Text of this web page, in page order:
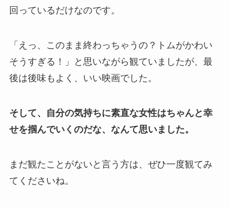
回っているだけなのです。
「えっ、このまま終わっちゃうの？トムがかわい
そうすぎる！」と思いながら観ていましたが、最
後は後味もよく、いい映画でした。
そして、自分の気持ちに素直な女性はちゃんと幸
せを掴んでいくのだな、なんて思いました。
まだ観たことがないと言う方は、ぜひ一度観てみ
てくださいね。